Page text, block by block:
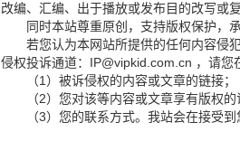
改编、汇编、出于播放或发布目的改写或
同时本站尊重原创，支持版权保护，
若您认为本网站所提供的任何内容侵
侵权投诉通道：IP@vipkid.com.cn ，请您
（1）被诉侵权的内容或文章的链接；
（2）您对该等内容或文章享有版权的
（3）您的联系方式。我站会在接受